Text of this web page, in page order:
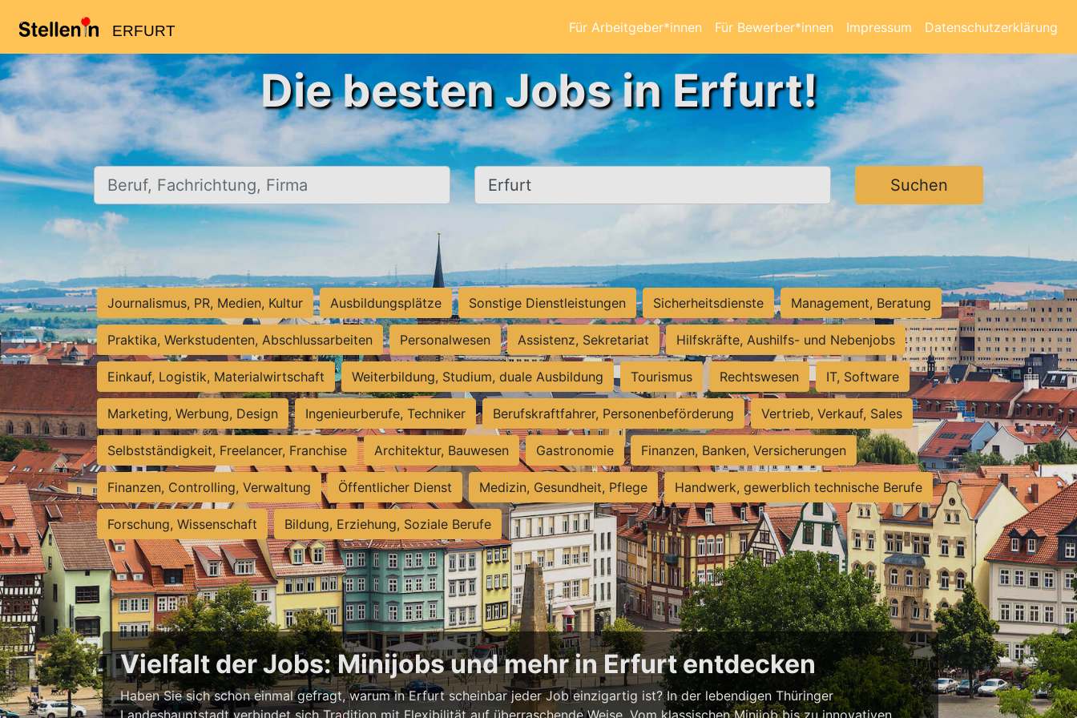
ERFURT Für Arbeitgeber*innen Für Bewerber*innen Impressum Datenschutzerklärung
Die besten Jobs in Erfurt!
Beruf, Fachrichtung, Firma Ort, Stadt Suchen
Journalismus, PR, Medien, Kultur Ausbildungsplätze Sonstige Dienstleistungen Sicherheitsdienste Management, Beratung
Praktika, Werkstudenten, Abschlussarbeiten Personalwesen Assistenz, Sekretariat Hilfskräfte, Aushilfs- und Nebenjobs
Einkauf, Logistik, Materialwirtschaft Weiterbildung, Studium, duale Ausbildung Tourismus Rechtswesen IT, Software
Marketing, Werbung, Design Ingenieurberufe, Techniker Berufskraftfahrer, Personenbeförderung Vertrieb, Verkauf, Sales
Selbstständigkeit, Freelancer, Franchise Architektur, Bauwesen Gastronomie Finanzen, Banken, Versicherungen
Finanzen, Controlling, Verwaltung Öffentlicher Dienst Medizin, Gesundheit, Pflege Handwerk, gewerblich technische Berufe
Forschung, Wissenschaft Bildung, Erziehung, Soziale Berufe
Vielfalt der Jobs: Minijobs und mehr in Erfurt entdecken
Haben Sie sich schon einmal gefragt, warum in Erfurt scheinbar jeder Job einzigartig ist? In der lebendigen Thüringer